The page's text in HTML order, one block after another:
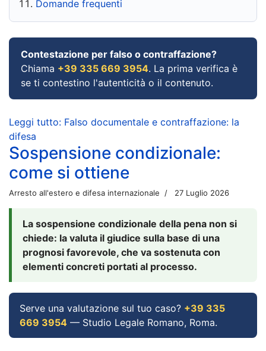
Domande frequenti
Contestazione per falso o contraffazione?
Chiama +39 335 669 3954. La prima verifica è
se ti contestino l'autenticità o il contenuto.
Leggi tutto: Falso documentale e contraffazione: la
difesa
Sospensione condizionale:
come si ottiene
Arresto all'estero e difesa internazionale 27 Luglio 2026
La sospensione condizionale della pena non si
chiede: la valuta il giudice sulla base di una
prognosi favorevole, che va sostenuta con
elementi concreti portati al processo.
Serve una valutazione sul tuo caso? +39 335
669 3954 — Studio Legale Romano, Roma.